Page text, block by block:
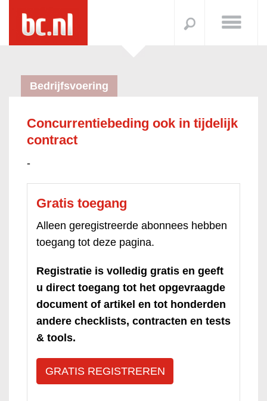
Bedrijfsvoering
Concurrentiebeding ook in tijdelijk
contract
-
Gratis toegang
Alleen geregistreerde abonnees hebben
toegang tot deze pagina.
Registratie is volledig gratis en geeft
u direct toegang tot het opgevraagde
document of artikel en tot honderden
andere checklists, contracten en tests
& tools.
GRATIS REGISTREREN